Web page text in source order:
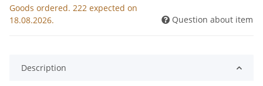
Goods ordered. 222 expected on
18.08.2026.
Question about item
Description